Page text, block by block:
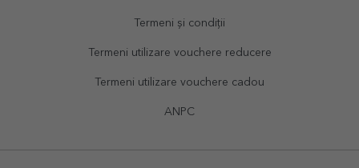
Termeni și condiții
Termeni utilizare vouchere reducere
Termeni utilizare vouchere cadou
ANPC